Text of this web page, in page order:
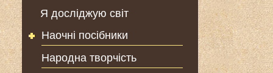
Я досліджую світ
Наочні посібники
Народна творчість